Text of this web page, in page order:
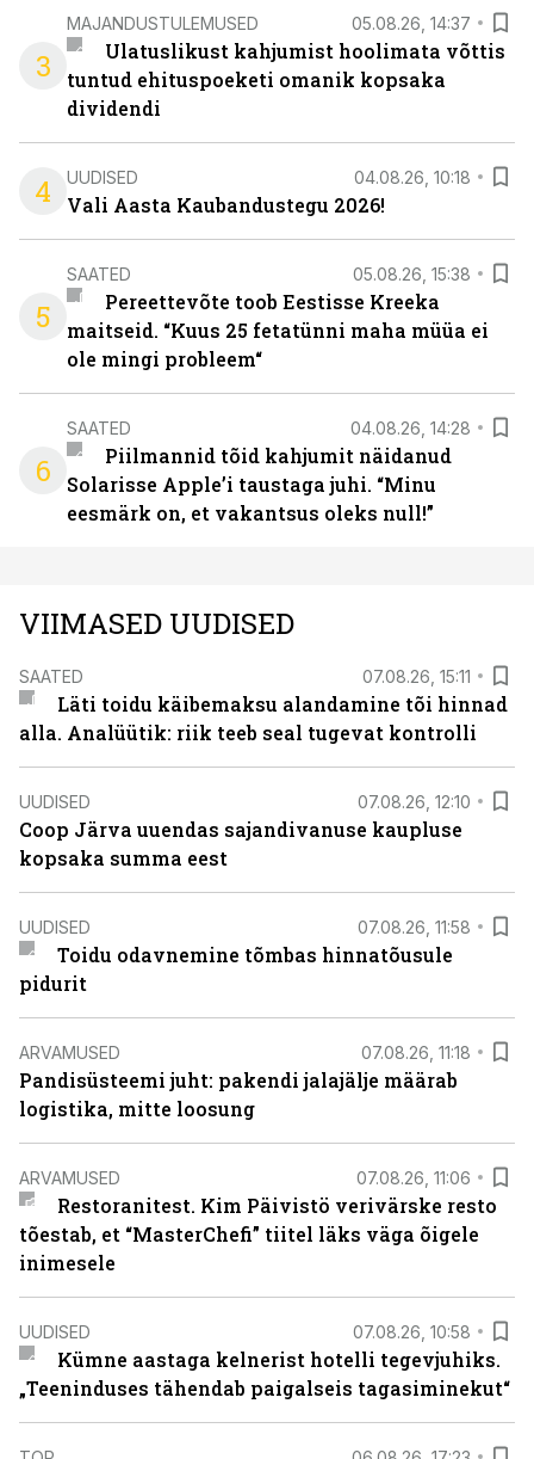
3
MAJANDUSTULEMUSED 05.08.26, 14:37
Ulatuslikust kahjumist hoolimata võttis
tuntud ehituspoeketi omanik kopsaka
dividendi
4 UUDISED 04.08.26, 10:18
Vali Aasta Kaubandustegu 2026!
5
SAATED 05.08.26, 15:38
Pereettevõte toob Eestisse Kreeka
maitseid. “Kuus 25 fetatünni maha müüa ei
ole mingi probleem“
6
SAATED 04.08.26, 14:28
Piilmannid tõid kahjumit näidanud
Solarisse Apple’i taustaga juhi. “Minu
eesmärk on, et vakantsus oleks null!”
VIIMASED UUDISED
SAATED 07.08.26, 15:11
Läti toidu käibemaksu alandamine tõi hinnad
alla. Analüütik: riik teeb seal tugevat kontrolli
UUDISED 07.08.26, 12:10
Coop Järva uuendas sajandivanuse kaupluse
kopsaka summa eest
UUDISED 07.08.26, 11:58
Toidu odavnemine tõmbas hinnatõusule
pidurit
ARVAMUSED 07.08.26, 11:18
Pandisüsteemi juht: pakendi jalajälje määrab
logistika, mitte loosung
ARVAMUSED 07.08.26, 11:06
Restoranitest. Kim Päivistö verivärske resto
tõestab, et “MasterChefi” tiitel läks väga õigele
inimesele
UUDISED 07.08.26, 10:58
Kümne aastaga kelnerist hotelli tegevjuhiks.
„Teeninduses tähendab paigalseis tagasiminekut“